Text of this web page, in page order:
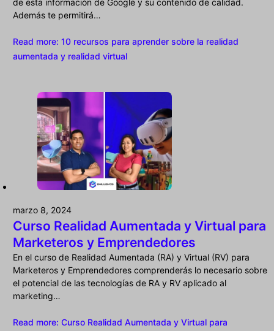
de esta información de Google y su contenido de calidad.
Además te permitirá…
Read more: 10 recursos para aprender sobre la realidad
aumentada y realidad virtual
marzo 8, 2024
Curso Realidad Aumentada y Virtual para
Marketeros y Emprendedores
En el curso de Realidad Aumentada (RA) y Virtual (RV) para
Marketeros y Emprendedores comprenderás lo necesario sobre
el potencial de las tecnologías de RA y RV aplicado al
marketing…
Read more: Curso Realidad Aumentada y Virtual para